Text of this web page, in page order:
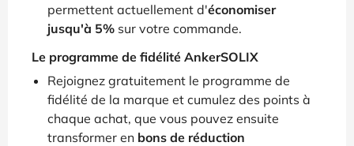
permettent actuellement d'économiser
jusqu'à 5% sur votre commande.
Le programme de fidélité AnkerSOLIX
Rejoignez gratuitement le programme de
fidélité de la marque et cumulez des points à
chaque achat, que vous pouvez ensuite
transformer en bons de réduction